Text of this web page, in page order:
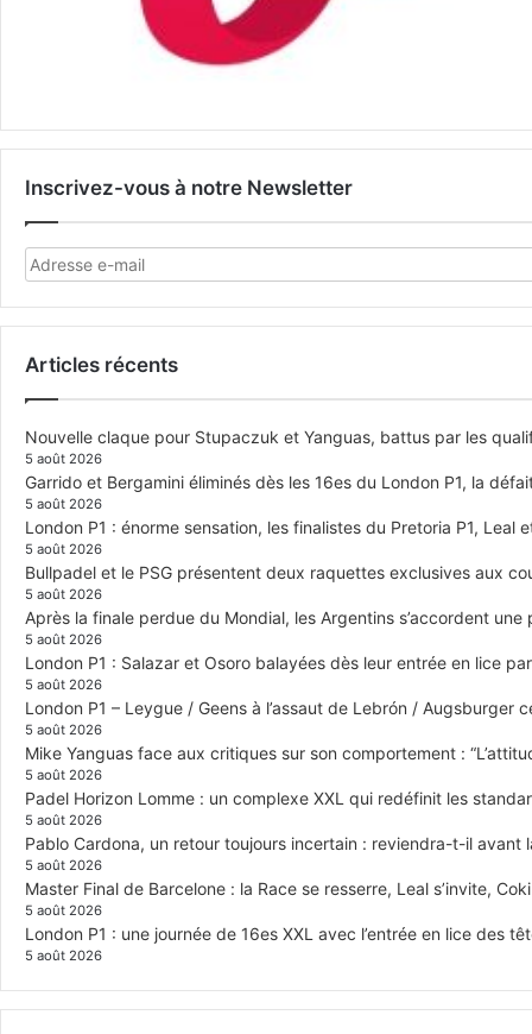
Inscrivez-vous à notre Newsletter
Articles récents
Nouvelle claque pour Stupaczuk et Yanguas, battus par les
5 août 2026
Garrido et Bergamini éliminés dès les 16es du London P1, la
5 août 2026
London P1 : énorme sensation, les finalistes du Pretoria P1, Leal
5 août 2026
Bullpadel et le PSG présentent deux raquettes exclusives aux
5 août 2026
Après la finale perdue du Mondial, les Argentins s’accordent
5 août 2026
London P1 : Salazar et Osoro balayées dès leur entrée en lice
5 août 2026
London P1 – Leygue / Geens à l’assaut de Lebrón / Augsburger
5 août 2026
Mike Yanguas face aux critiques sur son comportement :
5 août 2026
Padel Horizon Lomme : un complexe XXL qui redéfinit les
5 août 2026
Pablo Cardona, un retour toujours incertain : reviendra-t-il avant
5 août 2026
Master Final de Barcelone : la Race se resserre, Leal s’invite,
5 août 2026
London P1 : une journée de 16es XXL avec l’entrée en lice des
5 août 2026